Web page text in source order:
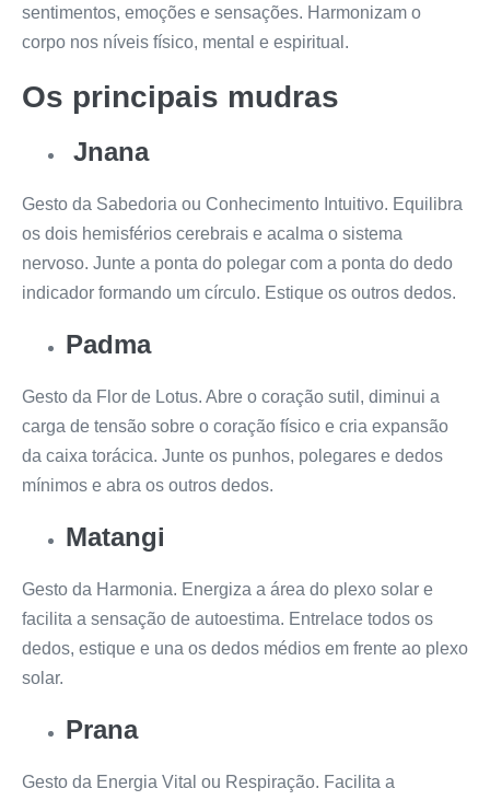
sentimentos, emoções e sensações. Harmonizam o
corpo nos níveis físico, mental e espiritual.
Os principais mudras
Jnana
Gesto da Sabedoria ou Conhecimento Intuitivo. Equilibra
os dois hemisférios cerebrais e acalma o sistema
nervoso. Junte a ponta do polegar com a ponta do dedo
indicador formando um círculo. Estique os outros dedos.
Padma
Gesto da Flor de Lotus. Abre o coração sutil, diminui a
carga de tensão sobre o coração físico e cria expansão
da caixa torácica. Junte os punhos, polegares e dedos
mínimos e abra os outros dedos.
Matangi
Gesto da Harmonia. Energiza a área do plexo solar e
facilita a sensação de autoestima. Entrelace todos os
dedos, estique e una os dedos médios em frente ao plexo
solar.
Prana
Gesto da Energia Vital ou Respiração. Facilita a